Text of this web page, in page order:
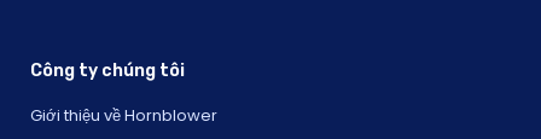
Công ty chúng tôi
Giới thiệu về Hornblower